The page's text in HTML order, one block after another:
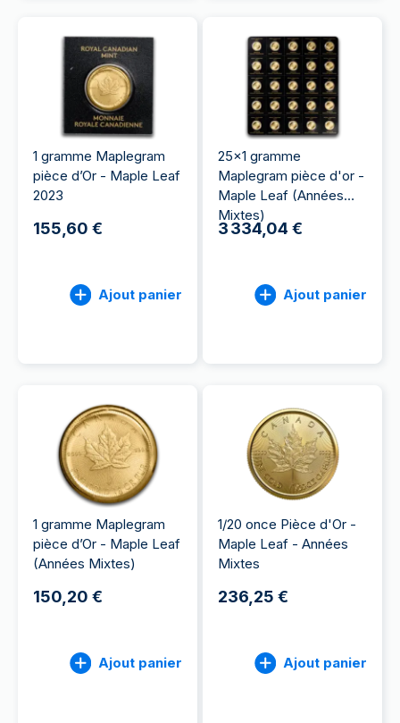
1 gramme Maplegram
pièce d’Or - Maple Leaf
2023
155,60 €
Ajout panier
25x1 gramme
Maplegram pièce d'or -
Maple Leaf (Années
Mixtes)
3 334,04 €
Ajout panier
1 gramme Maplegram
pièce d’Or - Maple Leaf
(Années Mixtes)
150,20 €
Ajout panier
1/20 once Pièce d'Or -
Maple Leaf - Années
Mixtes
236,25 €
Ajout panier